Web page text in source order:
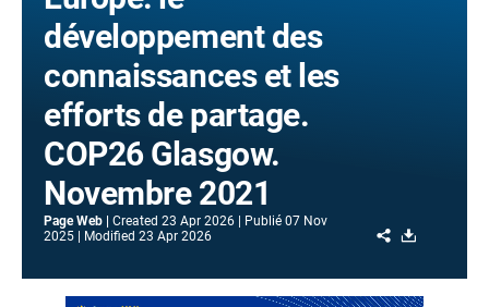
développement des
connaissances et les
efforts de partage.
COP26 Glasgow.
Novembre 2021
Page Web Created 23 Apr 2026 Publié 07 Nov
2025
Modified 23 Apr 2026 Share